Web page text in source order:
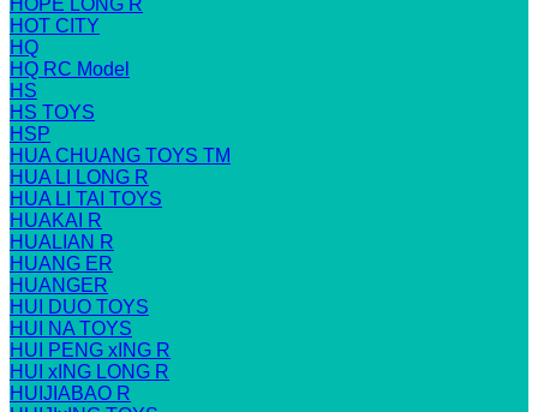
HOPE LONG R
HOT CITY
HQ
HQ RC Model
HS
HS TOYS
HSP
HUA CHUANG TOYS TM
HUA LI LONG R
HUA LI TAI TOYS
HUAKAI R
HUALIAN R
HUANG ER
HUANGER
HUI DUO TOYS
HUI NA TOYS
HUI PENG xING R
HUI xING LONG R
HUIJIABAO R